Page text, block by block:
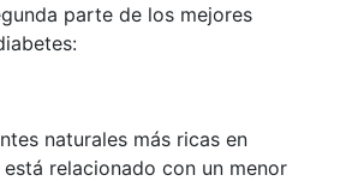
parte de los mejores
naturales más ricas en
está relacionado con un menor